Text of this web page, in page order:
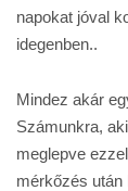
napokat jóval
idegenben..
Mindez akár
Számunkra,
meglepve
mérkőzés után